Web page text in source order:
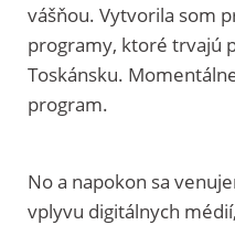
vášňou. Vytvorila som
programy, ktoré trvajú
Toskánsku.
program.
No a napokon sa
vplyvu digitálnych